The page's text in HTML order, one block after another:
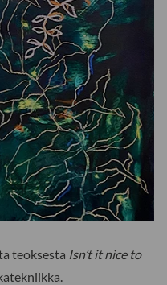
teoksesta Isn’t it nice to